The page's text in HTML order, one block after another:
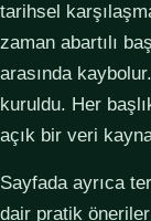
tarihsel
zaman abartılı
arasında
kuruldu. Her
açık bir veri
Sayfada ayrıca
dair pratik